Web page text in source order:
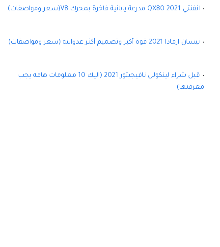
انفنتي QX80 2021 مدرعة يابانية فاخرة بمحرك V8(سعر ومواصفات)
نيسان ارمادا 2021 قوة أكبر وتصميم أكثر عدوانية (سعر ومواصفات)
قبل شراء لينكولن نافيجيتور 2021 (اليك 10 معلومات هامه يجب
معرفتها)